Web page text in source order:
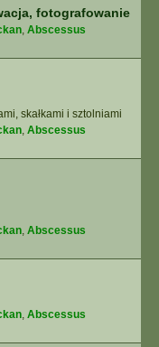
fotografowanie
, Abscessus
skałkami i sztolniami
, Abscessus
, Abscessus
, Abscessus